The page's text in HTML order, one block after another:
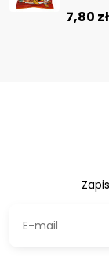
7,80 zł